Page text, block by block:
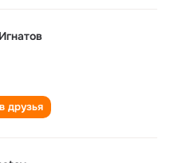
друзья